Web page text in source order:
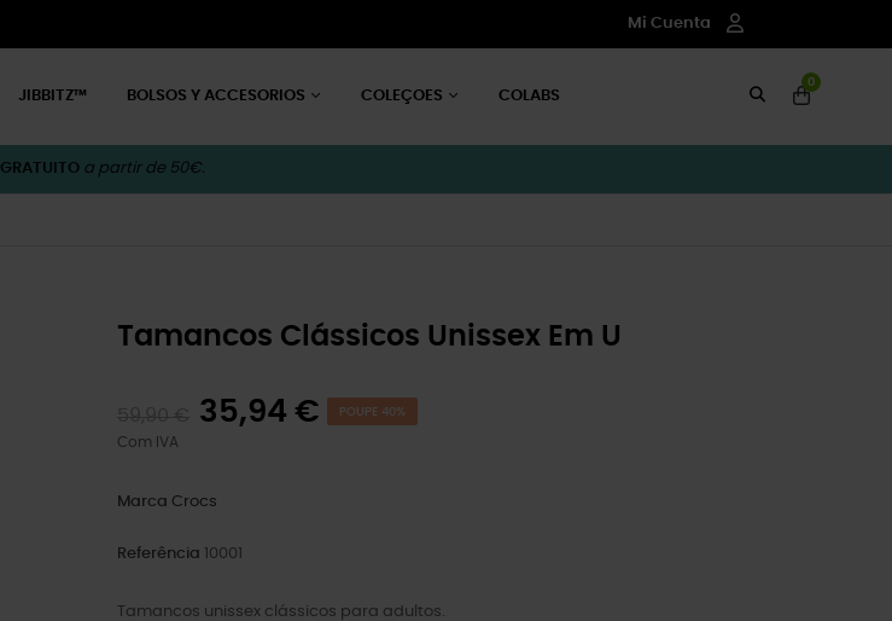
Mi Cuenta
JIBBITZ™ BOLSOS Y ACCESORIOS COLEÇOES COLABS
0
GRATUITO a partir de 50€.
Tamancos Clássicos Unissex Em U
35,94 € POUPE 40%
Com IVA
Marca Crocs
Referência 10001
Tamancos unissex clássicos para adultos.